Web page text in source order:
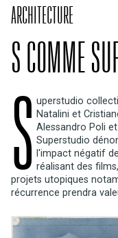
ARCHITECTURE
S COMME
S uperstudio
Natalini et
Alessandro Poli
Superstudio
l'impact négatif
réalisant des
projets utopiques
récurrence prendra